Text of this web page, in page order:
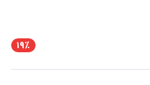
19٪